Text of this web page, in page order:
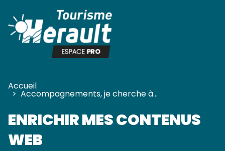
Accueil
> Accompagnements, je cherche à…
ENRICHIR MES CONTENUS
WEB